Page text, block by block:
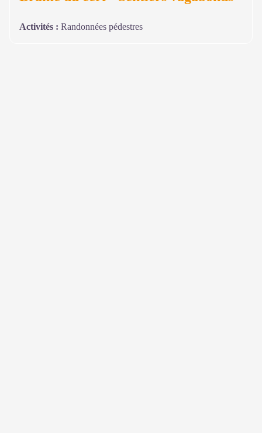
Activités : Randonnées pédestres